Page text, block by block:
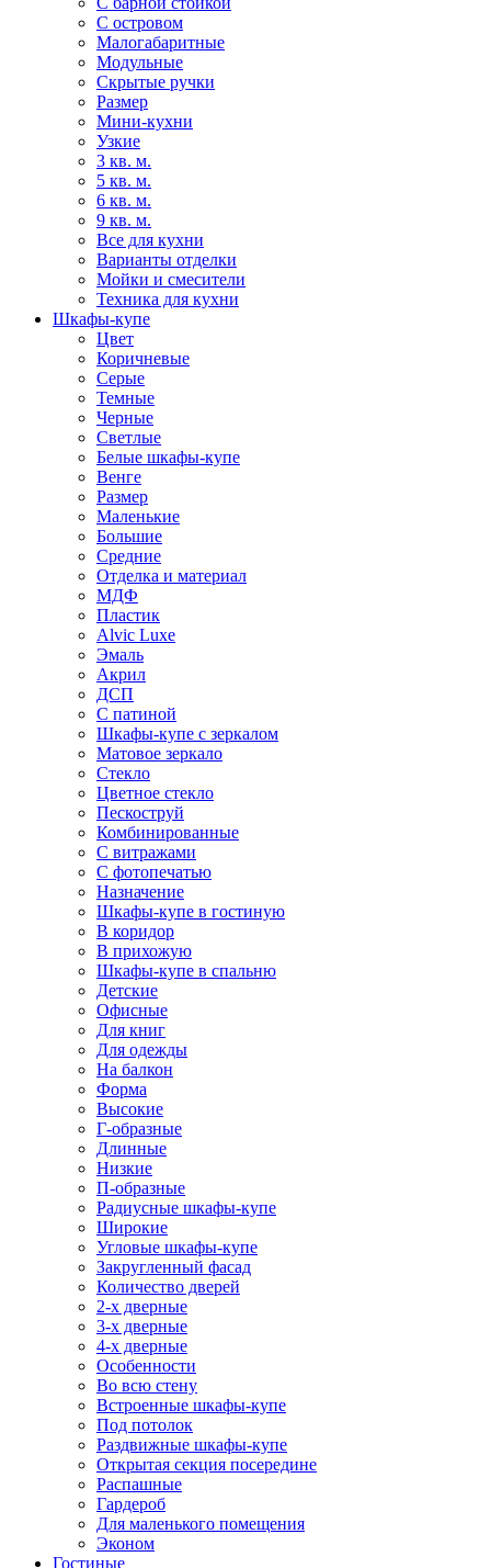
С островом
Малогабаритные
Модульные
Скрытые ручки
Размер
Мини-кухни
Узкие
3 кв. м.
5 кв. м.
6 кв. м.
9 кв. м.
Все для кухни
Варианты отделки
Мойки и смесители
Техника для кухни
Шкафы-купе
Цвет
Коричневые
Серые
Темные
Черные
Светлые
Белые шкафы-купе
Венге
Размер
Маленькие
Большие
Средние
Отделка и материал
МДФ
Пластик
Alvic Luxe
Эмаль
Акрил
ДСП
С патиной
Шкафы-купе с зеркалом
Матовое зеркало
Стекло
Цветное стекло
Пескоструй
Комбинированные
С витражами
С фотопечатью
Назначение
Шкафы-купе в гостиную
В коридор
В прихожую
Шкафы-купе в спальню
Детские
Офисные
Для книг
Для одежды
На балкон
Форма
Высокие
Г-образные
Длинные
Низкие
П-образные
Радиусные шкафы-купе
Широкие
Угловые шкафы-купе
Закругленный фасад
Количество дверей
2-х дверные
3-х дверные
4-х дверные
Особенности
Во всю стену
Встроенные шкафы-купе
Под потолок
Раздвижные шкафы-купе
Открытая секция посередине
Распашные
Гардероб
Для маленького помещения
Эконом
Гостиные